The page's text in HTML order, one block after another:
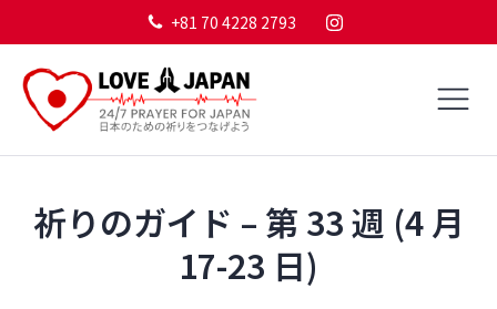
+81 70 4228 2793
祈りのガイド – 第 33 週 (4 月
17-23 日)